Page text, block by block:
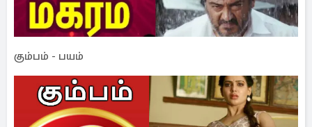
கும்பம் - பயம்